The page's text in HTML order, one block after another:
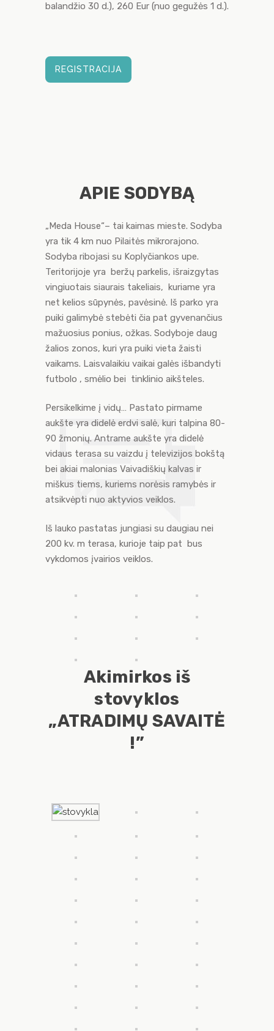
balandžio 30 d.), 260 Eur (nuo gegužės 1 d.).
REGISTRACIJA
APIE SODYBĄ
„Meda House“– tai kaimas mieste. Sodyba
yra tik 4 km nuo Pilaitės mikrorajono.
Sodyba ribojasi su Koplyčiankos upe.
Teritorijoje yra beržų parkelis, išraizgytas
vingiuotais siaurais takeliais, kuriame yra
net kelios sūpynės, pavėsinė. Iš parko yra
puiki galimybė stebėti čia pat gyvenančius
mažuosius ponius, ožkas. Sodyboje daug
žalios zonos, kuri yra puiki vieta žaisti
vaikams. Laisvalaikiu vaikai galės išbandyti
futbolo , smėlio bei tinklinio aikšteles.
Persikelkime į vidų… Pastato pirmame
aukšte yra didelė erdvi salė, kuri talpina 80-
90 žmonių. Antrame aukšte yra didelė
vidaus terasa su vaizdu į televizijos bokštą
bei akiai malonias Vaivadiškių kalvas ir
miškus tiems, kuriems norėsis ramybės ir
atsikvėpti nuo aktyvios veiklos.
Iš lauko pastatas jungiasi su daugiau nei
200 kv. m terasa, kurioje taip pat bus
vykdomos įvairios veiklos.
Akimirkos iš
stovyklos
„ATRADIMŲ SAVAITĖ
!”